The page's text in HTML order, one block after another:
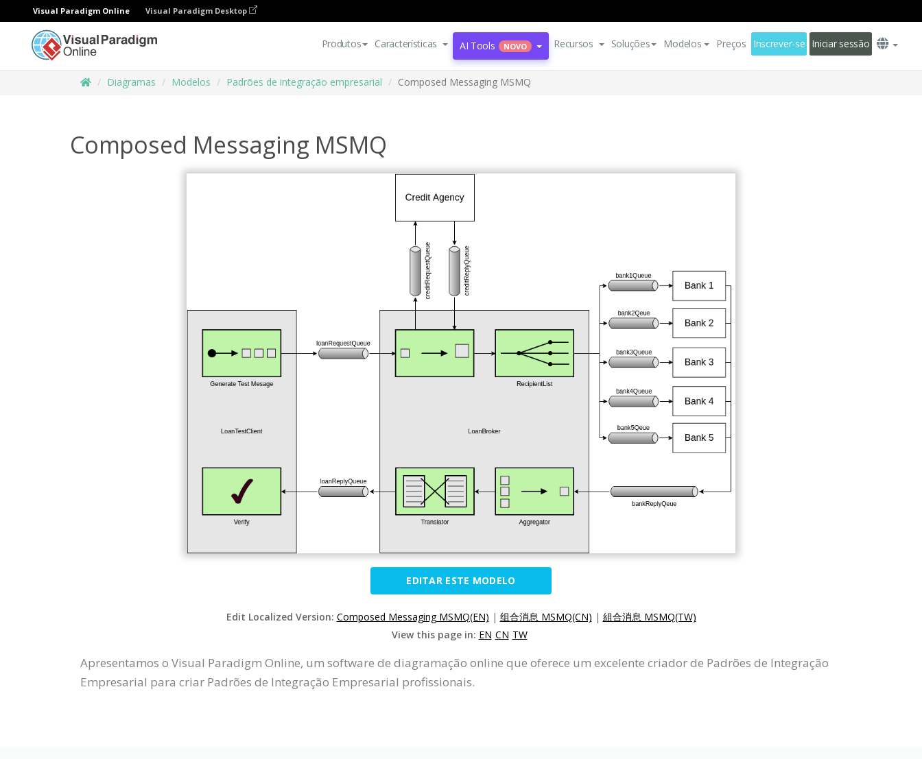
Visual Paradigm Online Visual Paradigm Desktop
Produtos Características AI Tools NOVO Recursos Soluções Modelos Preços Inscrever-se Iniciar sessão
Diagramas Modelos Padrões de integração empresarial Composed Messaging MSMQ
Composed Messaging MSMQ
EDITAR ESTE MODELO
Edit Localized Version: Composed Messaging MSMQ(EN) | 组合消息 MSMQ(CN) | 組合消息 MSMQ(TW)
View this page in: EN CN TW
Apresentamos o Visual Paradigm Online, um software de diagramação online que oferece um excelente criador de Padrões de Integração
Empresarial para criar Padrões de Integração Empresarial profissionais.